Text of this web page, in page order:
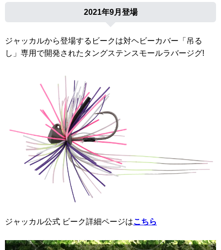
2021年9月登場
ジャッカルから登場するビークは対ヘビーカバー「吊る
し」専用で開発されたタングステンスモールラバージグ!
ジャッカル公式 ビーク詳細ページはこちら